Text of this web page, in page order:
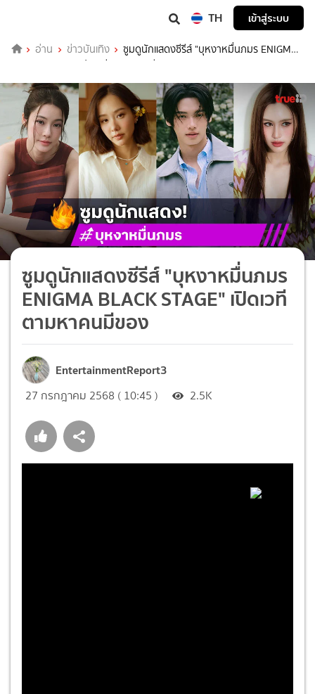
TH เข้าสู่ระบบ
อ่าน ข่าวบันเทิง
ซูมดูนักแสดงซีรีส์ "บุหงาหมื่นภมร ENIGMA
BLACK STAGE" เปิดเวทีตามหาคนมีของ
ซูมดูนักแสดงซีรีส์ "บุหงาหมื่นภมร
ENIGMA BLACK STAGE" เปิดเวที
ตามหาคนมีของ
EntertainmentReport3
27 กรกฎาคม 2568 ( 10:45 ) 2.5K